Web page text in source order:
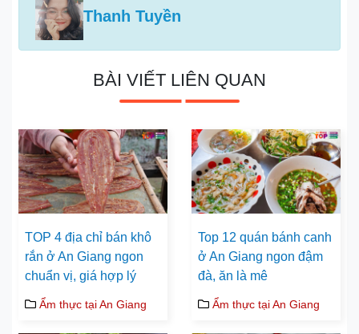
Thanh Tuyền
BÀI VIẾT LIÊN QUAN
TOP 4 địa chỉ bán khô
rắn ở An Giang ngon
chuẩn vị, giá hợp lý
Ẩm thực tại An Giang
Top 12 quán bánh canh
ở An Giang ngon đậm
đà, ăn là mê
Ẩm thực tại An Giang